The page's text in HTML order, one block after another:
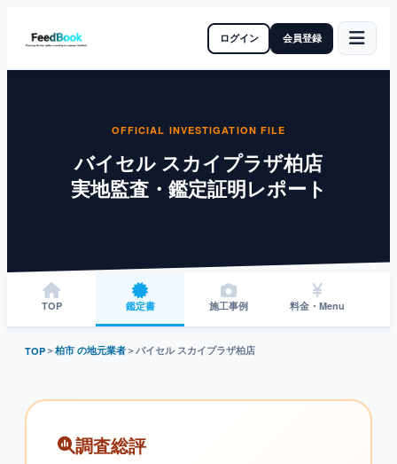
ログイン 会員登録
OFFICIAL INVESTIGATION FILE
バイセル スカイプラザ柏店
実地監査・鑑定証明レポート
TOP 鑑定書 施工事例 料金・Menu
TOP＞柏市 の地元業者＞バイセル スカイプラザ柏店
調査総評